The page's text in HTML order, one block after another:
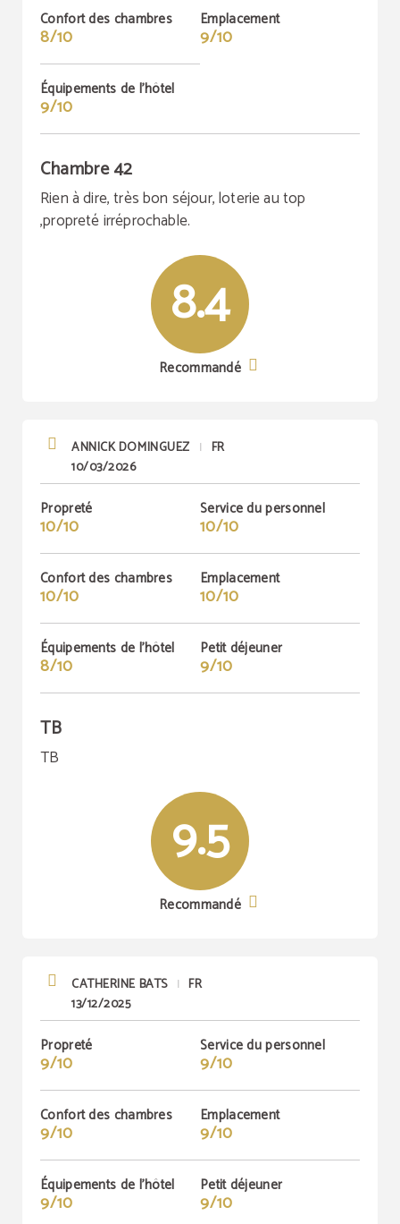
Confort des chambres
8/10
Emplacement
9/10
Équipements de l'hôtel
9/10
Chambre 42
Rien à dire, très bon séjour, loterie au top
,propreté irréprochable.
8.4
Recommandé
ANNICK DOMINGUEZ |
FR
10/03/2026
Propreté
10/10
Service du personnel
10/10
Confort des chambres
10/10
Emplacement
10/10
Équipements de l'hôtel
8/10
Petit déjeuner
9/10
TB
TB
9.5
Recommandé
CATHERINE BATS |
FR
13/12/2025
Propreté
9/10
Service du personnel
9/10
Confort des chambres
9/10
Emplacement
9/10
Équipements de l'hôtel
9/10
Petit déjeuner
9/10